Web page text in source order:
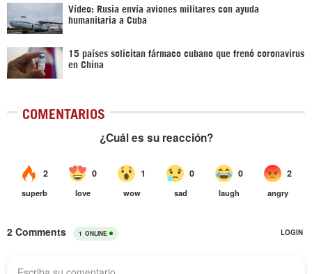
Vídeo: Rusia envía aviones militares con ayuda
humanitaria a Cuba
15 países solicitan fármaco cubano que frenó coronavirus
en China
COMENTARIOS